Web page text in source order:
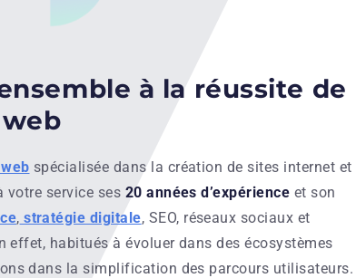
à la réussite de
spécialisée dans la création de sites internet et
votre service ses 20 années d’expérience et son
, stratégie digitale, SEO, réseaux sociaux et
effet, habitués à évoluer dans des écosystèmes
dans la simplification des parcours utilisateurs.